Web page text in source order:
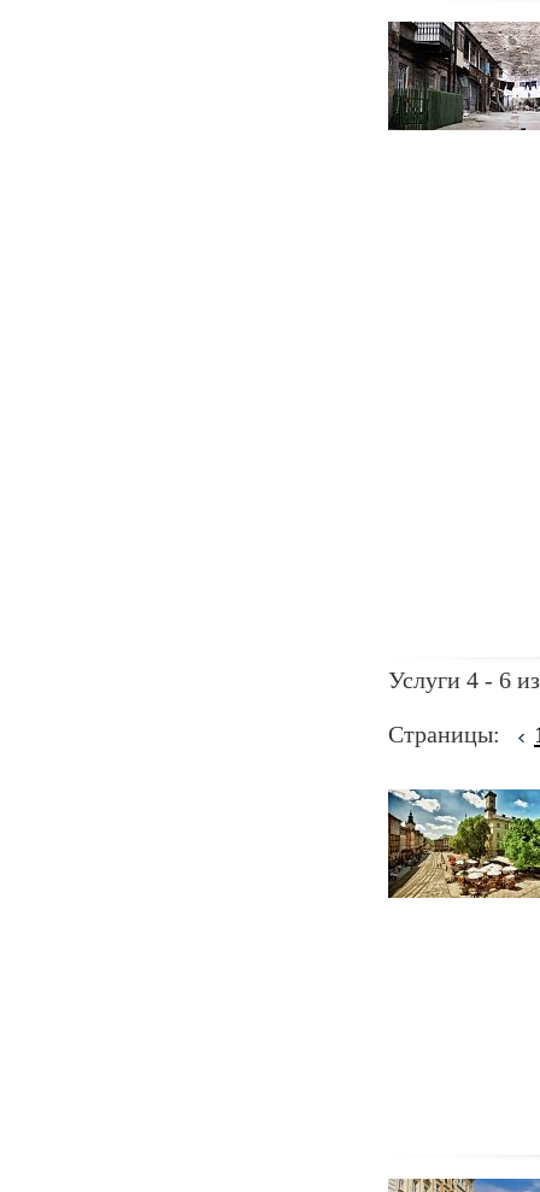
Услуги 4 - 6
Страницы: